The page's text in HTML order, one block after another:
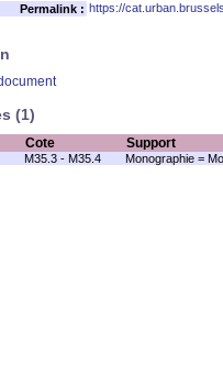
Permalink : https://
(1)
Cote Support
M35.3 - M35.4 Monographie =